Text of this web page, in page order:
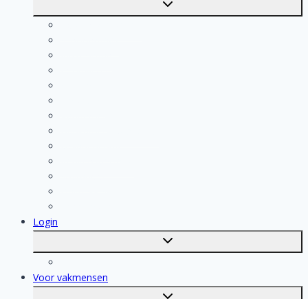
Login
Toggle
Voor vakmensen
Toggle